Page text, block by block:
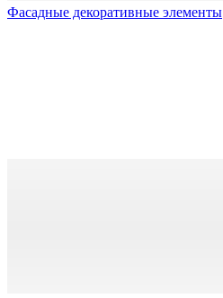
Фасадные декоративные элементы